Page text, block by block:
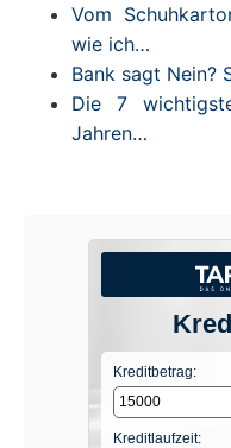
Vom
wie ich…
Bank sagt Nein?
Die 7
Jahren…
Kreditbetrag:
Kreditlaufzeit: